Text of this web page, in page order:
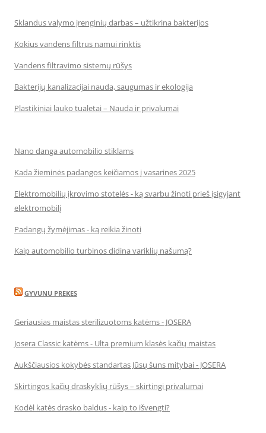
Sklandus valymo įrenginių darbas – užtikrina bakterijos
Kokius vandens filtrus namui rinktis
Vandens filtravimo sistemų rūšys
Bakterijų kanalizacijai nauda, saugumas ir ekologija
Plastikiniai lauko tualetai – Nauda ir privalumai
Nano danga automobilio stiklams
Kada žieminės padangos keičiamos į vasarines 2025
Elektromobilių įkrovimo stotelės - ką svarbu žinoti prieš įsigyjant
elektromobilį
Padangų žymėjimas - ką reikia žinoti
Kaip automobilio turbinos didina variklių našumą?
GYVUNU PREKES
Geriausias maistas sterilizuotoms katėms - JOSERA
Josera Classic katėms - Ulta premium klasės kačių maistas
Aukščiausios kokybės standartas Jūsų šuns mitybai - JOSERA
Skirtingos kačių draskyklių rūšys – skirtingi privalumai
Kodėl katės drasko baldus - kaip to išvengti?